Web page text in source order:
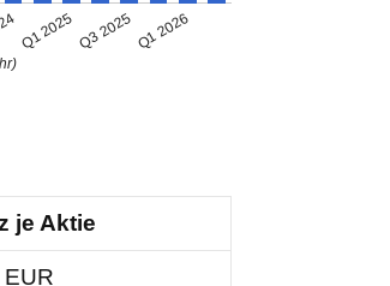
Q1 2025Q3 2025Q1 2026
je Aktie